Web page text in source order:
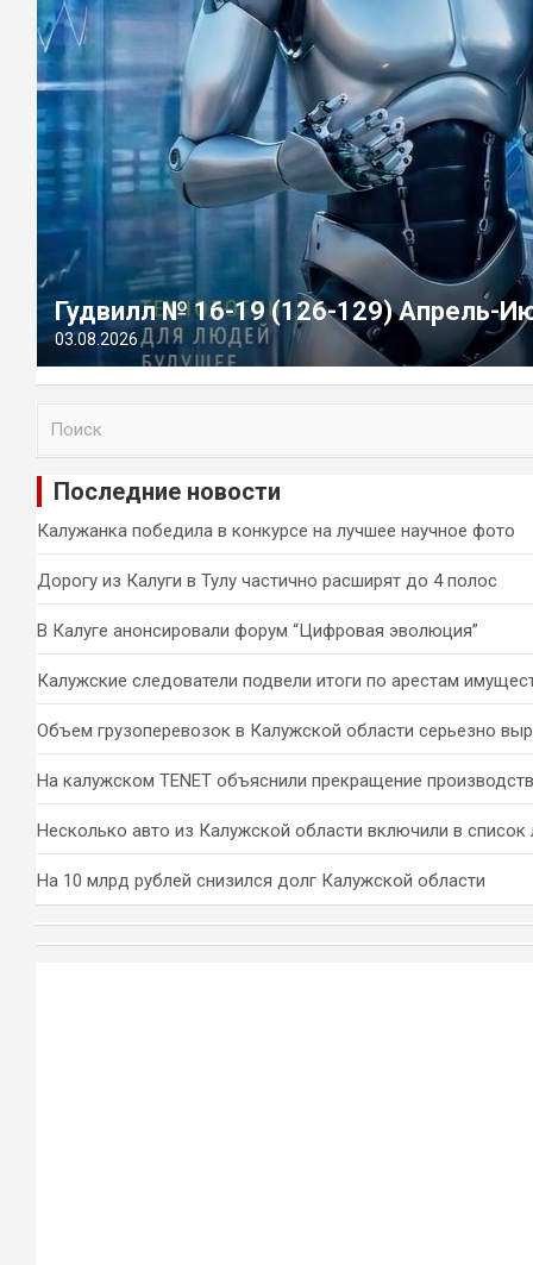
Гудвилл № 16-19 (126-129) Апрель-
03.08.2026
и
Последние новости
Калужанка победила в конкурсе на лучшее научное фото
Дорогу из Калуги в Тулу частично расширят до 4 полос
В Калуге анонсировали форум “Цифровая эволюция”
Калужские следователи подвели итоги по арестам
Объем грузоперевозок в Калужской области серьезно
На калужском TENET объяснили прекращение
Несколько авто из Калужской области включили в список
На 10 млрд рублей снизился долг Калужской области